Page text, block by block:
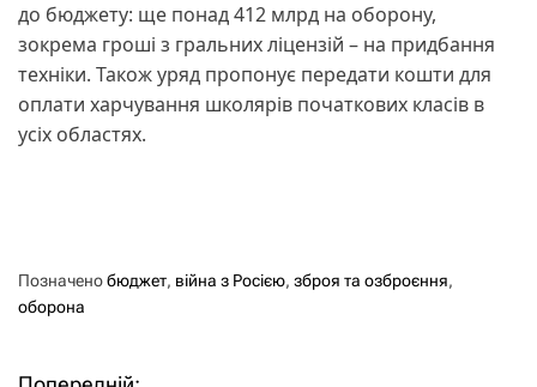
до бюджету: ще понад 412 млрд на оборону,
зокрема гроші з гральних ліцензій – на придбання
техніки. Також уряд пропонує передати кошти для
оплати харчування школярів початкових класів в
усіх областях.
Позначенобюджет, війна з Росією, зброя та озброєння,
оборона